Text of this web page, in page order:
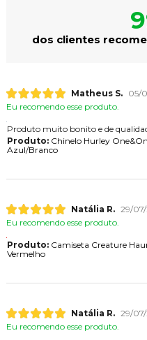
dos clientes
Matheus S.
05/
Eu recomendo esse produto.
Produto muito bonito e de
Produto:Chinelo Hurley
Azul/Branco
Natália R. 29/
Eu recomendo esse produto.
Produto:Camiseta Creature
Vermelho
Natália R. 29/
Eu recomendo esse produto.